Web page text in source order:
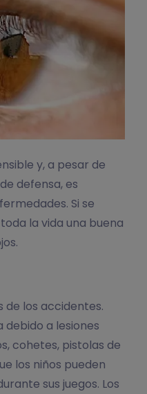
y, a pesar de
defensa, es
Si se
la vida una buena
de los accidentes.
debido a lesiones
cohetes, pistolas de
los niños pueden
sus juegos. Los